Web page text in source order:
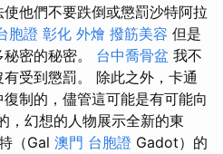
他們不要跌倒或懲罰沙特阿拉
胞證 彰化 外燴 撥筋美容 但是
密的秘密。 台中喬骨盆 我不
受到懲罰。 除此之外，卡通
制的，儘管這可能是有可能向
，幻想的人物展示全新的東
（Gal 澳門 台胞證 Gadot）的